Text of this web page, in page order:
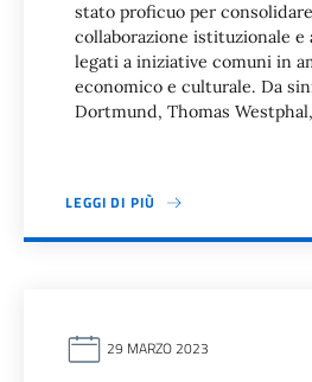
stato proficuo per
collaborazione istituzionale
legati a iniziative comuni in
economico e culturale. Da
Dortmund, Thomas
LEGGI DI PIÙ
29 MARZO 2023